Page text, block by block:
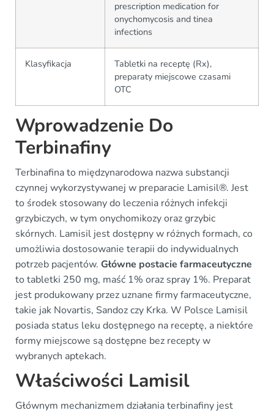
prescription medication for
onychomycosis and tinea
infections
Klasyfikacja
Tabletki na receptę (Rx),
preparaty miejscowe czasami
OTC
Wprowadzenie Do
Terbinafiny
Terbinafina to międzynarodowa nazwa substancji
czynnej wykorzystywanej w preparacie Lamisil®. Jest
to środek stosowany do leczenia różnych infekcji
grzybiczych, w tym onychomikozy oraz grzybic
skórnych. Lamisil jest dostępny w różnych formach, co
umożliwia dostosowanie terapii do indywidualnych
potrzeb pacjentów. Główne postacie farmaceutyczne
to tabletki 250 mg, maść 1% oraz spray 1%. Preparat
jest produkowany przez uznane firmy farmaceutyczne,
takie jak Novartis, Sandoz czy Krka. W Polsce Lamisil
posiada status leku dostępnego na receptę, a niektóre
formy miejscowe są dostępne bez recepty w
wybranych aptekach.
Właściwości Lamisil
Głównym mechanizmem działania terbinafiny jest